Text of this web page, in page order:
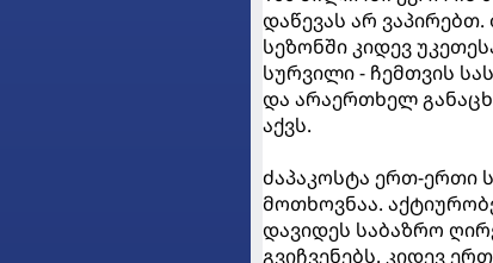
დაწევას არ
სეზონში კიდევ
სურვილი - ჩემთვის
და არაერთხელ
აქვს.
ძაპაკოსტა ერთ-ერთი
მოთხოვნაა.
დავიდეს საბაზრო
გვიჩვენებს. კიდევ